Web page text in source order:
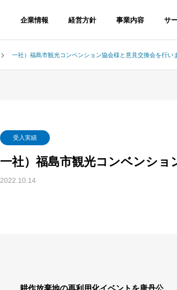
企業情報 経営方針 事業内容 サ
一社）福島市観光コンベンション協会様と意見交換会を行い
受入実績
一社）福島市観光コンベンショ
2022.10.14
耕作放棄地の再利用化イベントを唐丹公